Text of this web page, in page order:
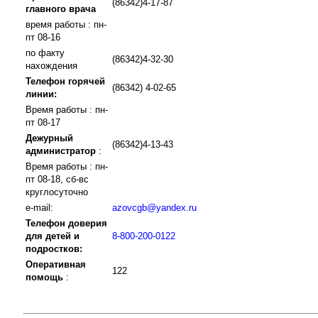
главного врача
(86342)4-17-87
время работы : пн-
пт 08-16
по факту
нахождения
(86342)4-32-30
Телефон горячей
линии:
(86342) 4-02-65
Время работы : пн-
пт 08-17
Дежурный
администратор :
(86342)4-13-43
Время работы : пн-
пт 08-18, сб-вс
круглосуточно
e-mail:
azovcgb@yandex.ru
Телефон доверия
для детей и
подростков:
8-800-200-0122
Оперативная
помощь :
122